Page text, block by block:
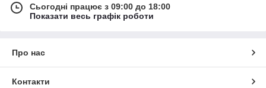
Сьогодні працює з 09:00 до 18:00
Показати весь графік роботи
Про нас
Контакти